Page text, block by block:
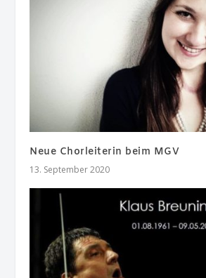
Neue Chorleiterin beim MGV
13. September 2020